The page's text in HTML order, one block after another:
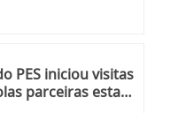
PES iniciou visitas
parceiras esta